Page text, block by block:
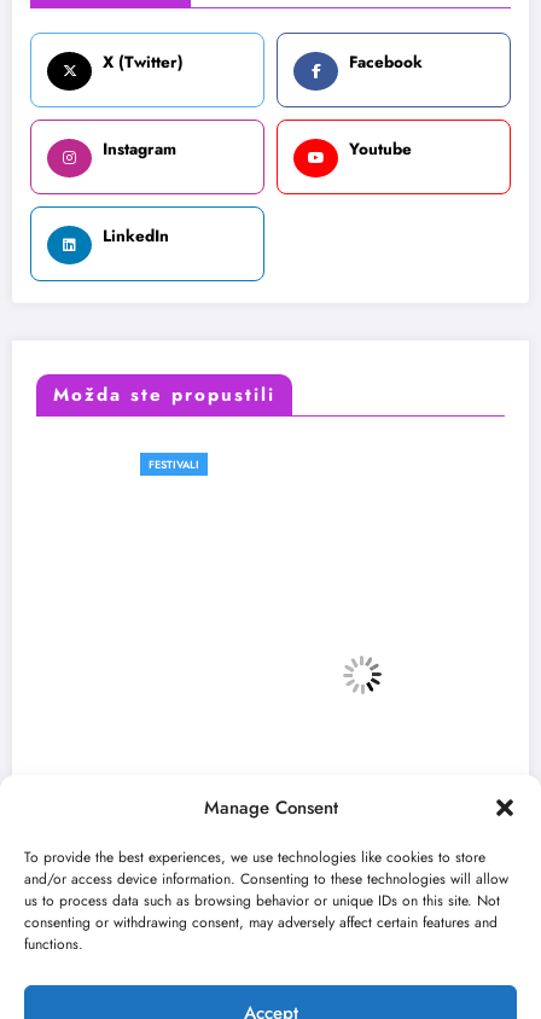
Manage Consent
To provide the best experiences, we use technologies like cookies to store
and/or access device information. Consenting to these technologies will allow
us to process data such as browsing behavior or unique IDs on this site. Not
consenting or withdrawing consent, may adversely affect certain features and
functions.
Accept
X (Twitter) Facebook
Instagram Youtube
LinkedIn
Možda ste propustili
„Najveći mali festival u Vojvodini“ i ovog
Kulturni kišobran